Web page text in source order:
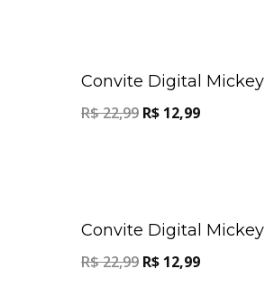
Convite Digital Mickey
R$22,99 R$ 12,99
Convite Digital Mickey
R$22,99 R$ 12,99